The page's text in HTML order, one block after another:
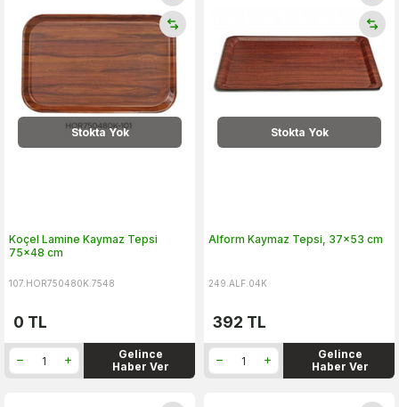
Stokta Yok
Koçel Lamine Kaymaz Tepsi
75x48 cm
107.HOR750480K.7548
0 TL
Gelince
Haber Ver
Stokta Yok
Alform Kaymaz Tepsi, 37x53 cm
249.ALF.04K
392 TL
Gelince
Haber Ver